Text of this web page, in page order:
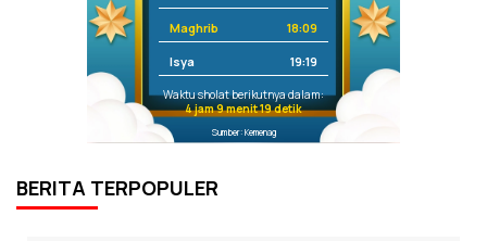
Maghrib 18:09
Isya 19:19
Waktu sholat berikutnya dalam:
4 jam 9 menit 19 detik
Sumber: Kemenag
BERITA TERPOPULER